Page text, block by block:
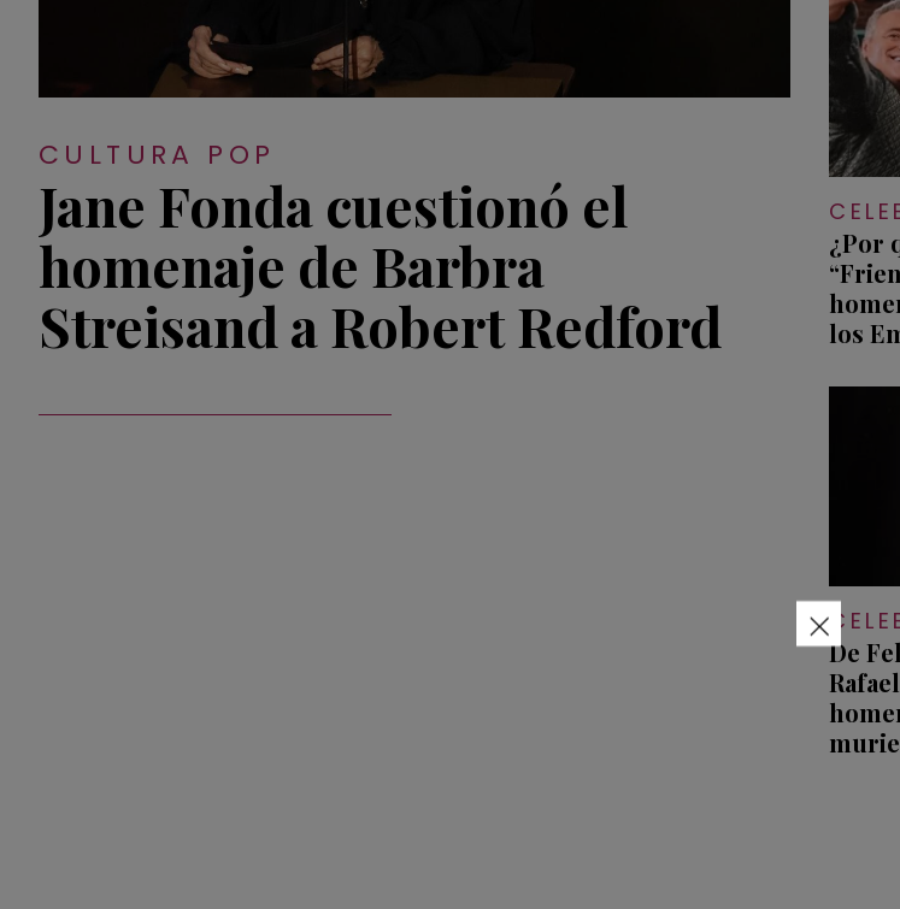
CULTURA POP
Jane Fonda cuestionó el
homenaje de Barbra
Streisand a Robert Redford
¿Por
los
De
×